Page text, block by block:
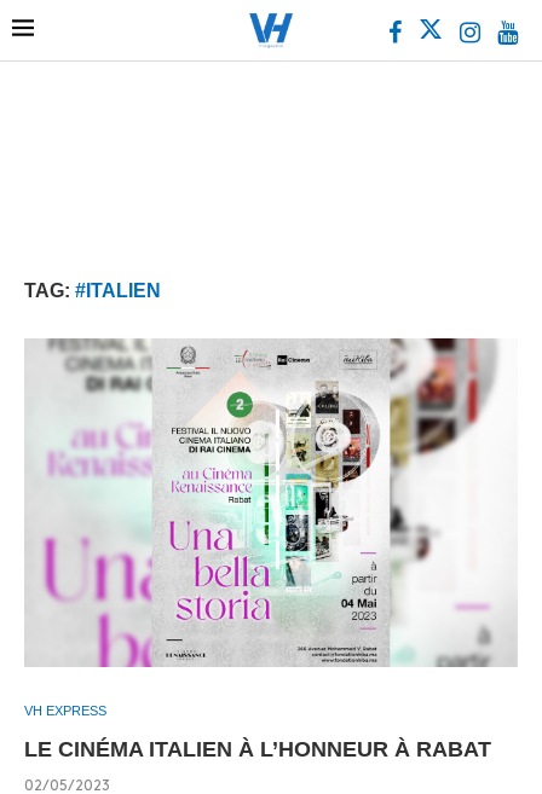
TAG: #ITALIEN
VH EXPRESS
LE CINÉMA ITALIEN À L’HONNEUR À RABAT
02/05/2023